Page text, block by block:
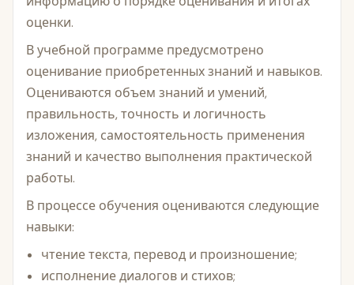
оценки.
В учебной программе предусмотрено
оценивание приобретенных знаний и навыков.
Оцениваются объем знаний и умений,
правильность, точность и логичность
изложения, самостоятельность применения
знаний и качество выполнения практической
работы.
В процессе обучения оцениваются следующие
навыки:
чтение текста, перевод и произношение;
исполнение диалогов и стихов;